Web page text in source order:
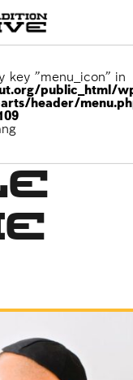
key "menu_icon" in
public_html/
header/